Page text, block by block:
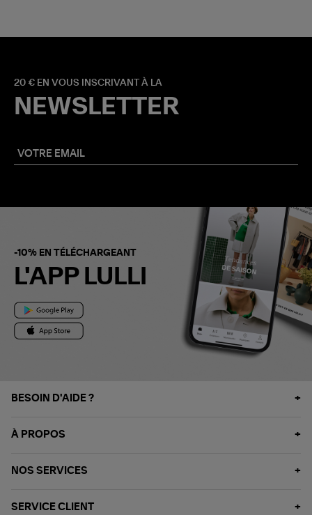
20 € EN VOUS INSCRIVANT À LA
NEWSLETTER
-10% EN TÉLÉCHARGEANT
L'APP LULLI
BESOIN D'AIDE ?
À PROPOS
NOS SERVICES
SERVICE CLIENT